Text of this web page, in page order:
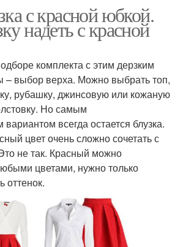
с красной юбкой.
надеть с красной
комплекта с этим дерзким
– выбор верха. Можно выбрать топ,
рубашку, джинсовую или кожаную
Но самым
всегда остается блузка.
цвет очень сложно сочетать с
не так. Красный можно
цветами, нужно только
оттенок.